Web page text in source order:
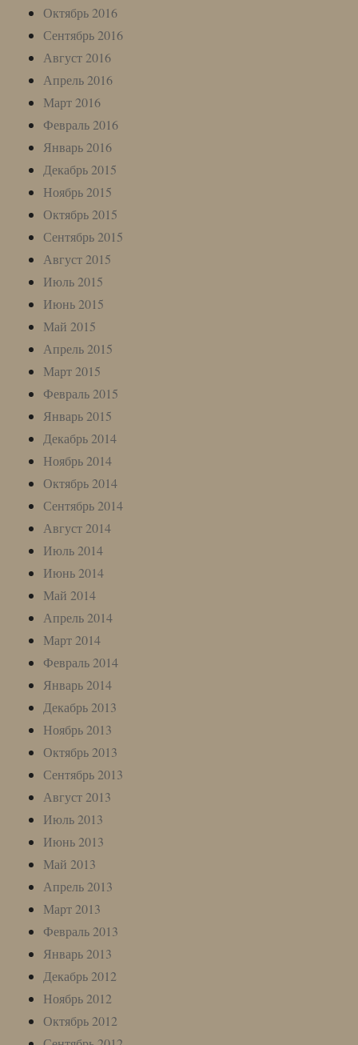
Октябрь 2016
Сентябрь 2016
Август 2016
Апрель 2016
Март 2016
Февраль 2016
Январь 2016
Декабрь 2015
Ноябрь 2015
Октябрь 2015
Сентябрь 2015
Август 2015
Июль 2015
Июнь 2015
Май 2015
Апрель 2015
Март 2015
Февраль 2015
Январь 2015
Декабрь 2014
Ноябрь 2014
Октябрь 2014
Сентябрь 2014
Август 2014
Июль 2014
Июнь 2014
Май 2014
Апрель 2014
Март 2014
Февраль 2014
Январь 2014
Декабрь 2013
Ноябрь 2013
Октябрь 2013
Сентябрь 2013
Август 2013
Июль 2013
Июнь 2013
Май 2013
Апрель 2013
Март 2013
Февраль 2013
Январь 2013
Декабрь 2012
Ноябрь 2012
Октябрь 2012